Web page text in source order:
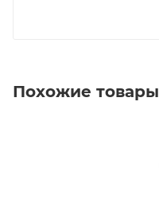
Похожие товары